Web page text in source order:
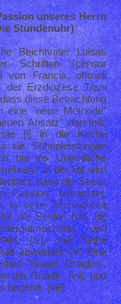
unseres Herrn
Stundenuhr)
Beichtvater Luisas
Schriften (censor
von Francia, offiziell
der Erzdiözese Trani
diese Betrachtung
eine "neue Methode"
Ansatz" darstellt,
[i] in die Kirche
sie Sühneleistungen
bis ins Unendliche
In der Tat wird
dass die Seele,
Passion", betrachtet,
in seine Menschheit
die Seelen hält, [iii]
und
[iv], und Seine
abwendet. [V] Eine
"neuen Gnaden",
der Gnade" [vii], und
begehrt. [viii]